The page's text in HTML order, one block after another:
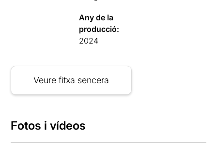
Any de la
producció:
2024
Veure fitxa sencera
Fotos i vídeos